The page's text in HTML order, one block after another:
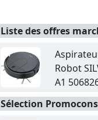
Liste des offres
Robot
A1
Sélection